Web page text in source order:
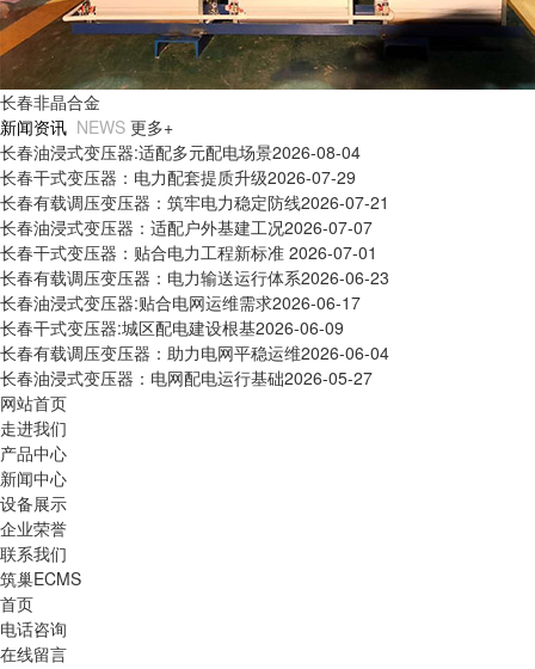
长春非晶合金
新闻资讯 NEWS 更多+
长春油浸式变压器:适配多元配电场景2026-08-04
长春干式变压器：电力配套提质升级2026-07-29
长春有载调压变压器：筑牢电力稳定防线2026-07-21
长春油浸式变压器：适配户外基建工况2026-07-07
长春干式变压器：贴合电力工程新标准 2026-07-01
长春有载调压变压器：电力输送运行体系2026-06-23
长春油浸式变压器:贴合电网运维需求2026-06-17
长春干式变压器:城区配电建设根基2026-06-09
长春有载调压变压器：助力电网平稳运维2026-06-04
长春油浸式变压器：电网配电运行基础2026-05-27
网站首页
走进我们
产品中心
新闻中心
设备展示
企业荣誉
联系我们
筑巢ECMS
首页
电话咨询
在线留言